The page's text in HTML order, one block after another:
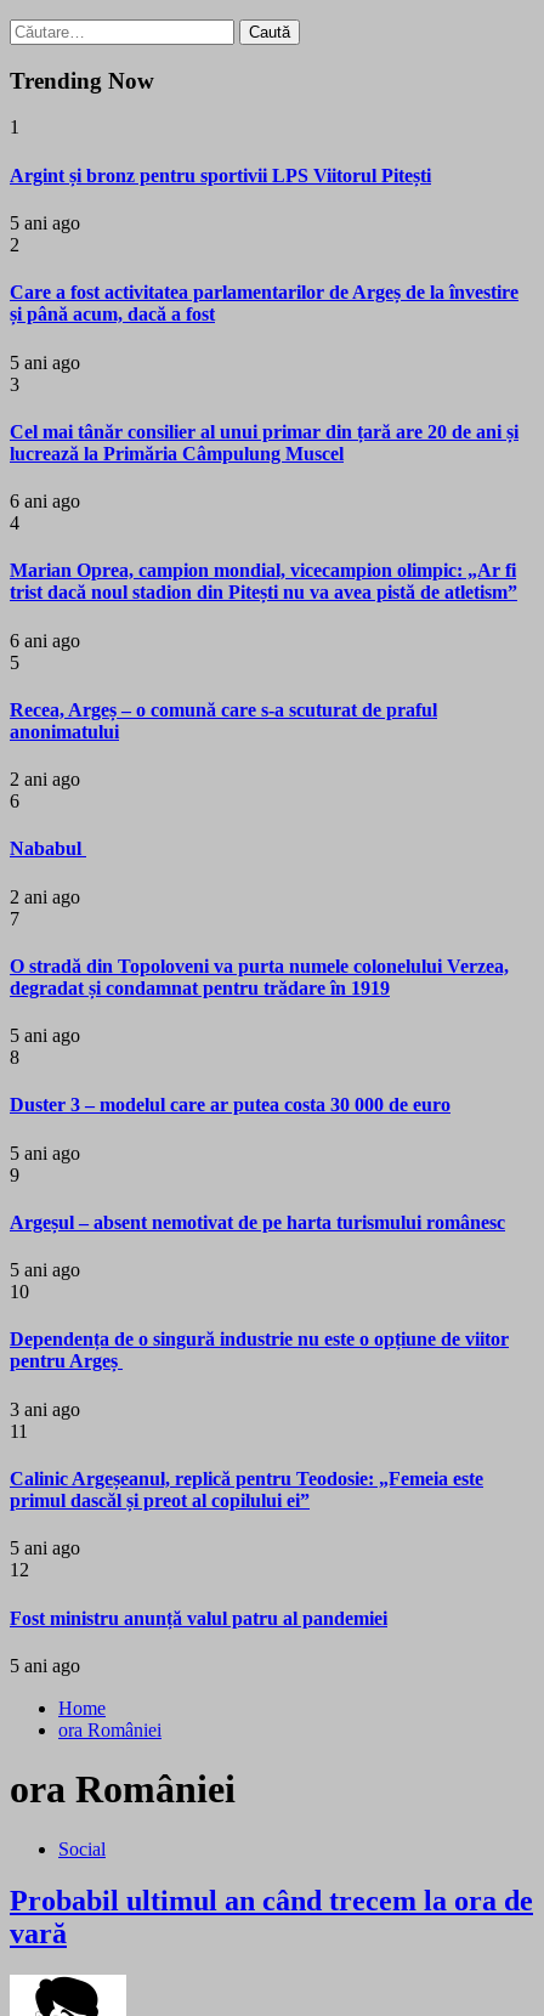
Caută
după:
Trending Now
1
Argint și bronz pentru sportivii LPS Viitorul Pitești
5 ani ago
2
Care a fost activitatea parlamentarilor de Argeș de la învestire
și până acum, dacă a fost
5 ani ago
3
Cel mai tânăr consilier al unui primar din țară are 20 de ani și
lucrează la Primăria Câmpulung Muscel
6 ani ago
4
Marian Oprea, campion mondial, vicecampion olimpic: „Ar fi
trist dacă noul stadion din Pitești nu va avea pistă de atletism”
6 ani ago
5
Recea, Argeș – o comună care s-a scuturat de praful
anonimatului
2 ani ago
6
Nababul
2 ani ago
7
O stradă din Topoloveni va purta numele colonelului Verzea,
degradat și condamnat pentru trădare în 1919
5 ani ago
8
Duster 3 – modelul care ar putea costa 30 000 de euro
5 ani ago
9
Argeșul – absent nemotivat de pe harta turismului românesc
5 ani ago
10
Dependența de o singură industrie nu este o opțiune de viitor
pentru Argeș
3 ani ago
11
Calinic Argeșeanul, replică pentru Teodosie: „Femeia este
primul dascăl și preot al copilului ei”
5 ani ago
12
Fost ministru anunță valul patru al pandemiei
5 ani ago
Home
ora României
ora României
Social
Probabil ultimul an când trecem la ora de
vară